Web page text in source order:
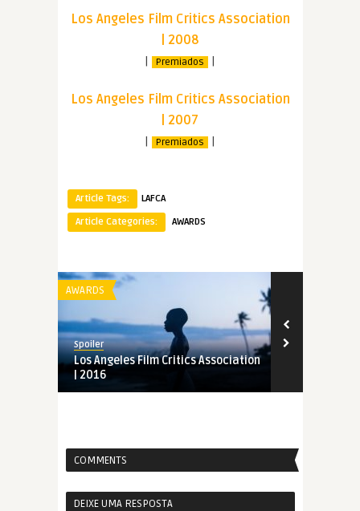
Los Angeles Film Critics Association
| 2008
| Premiados |
Los Angeles Film Critics Association
| 2007
| Premiados |
Article Tags:
LAFCA
Article Categories:
AWARDS
AWARDS
Spoiler
Los Angeles Film Critics Association
| 2016
COMMENTS
DEIXE UMA RESPOSTA